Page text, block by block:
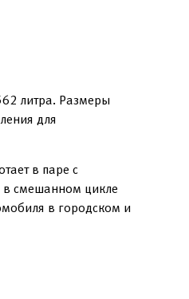
литра. Размеры
для
в паре с
в смешанном цикле
в городском и